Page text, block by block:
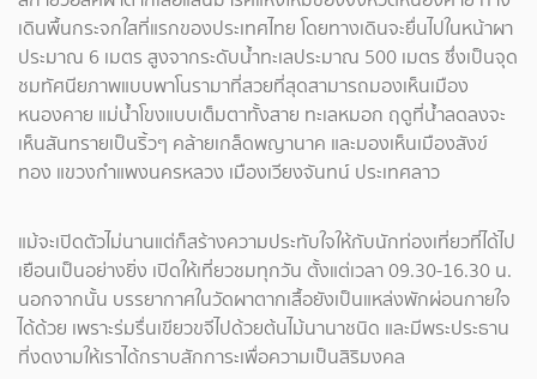
เดินพื้นกระจกใสที่แรกของประเทศไทย โดยทางเดินจะยื่นไปในหน้าผา
ประมาณ 6 เมตร สูงจากระดับน้ำทะเลประมาณ 500 เมตร ซึ่งเป็นจุด
ชมทัศนียภาพแบบพาโนรามาที่สวยที่สุดสามารถมองเห็นเมือง
หนองคาย แม่น้ำโขงแบบเต็มตาทั้งสาย ทะเลหมอก ฤดูที่น้ำลดลงจะ
เห็นสันทรายเป็นริ้วๆ คล้ายเกล็ดพญานาค และมองเห็นเมืองสังข์
ทอง แขวงกำแพงนครหลวง เมืองเวียงจันทน์ ประเทศลาว
แม้จะเปิดตัวไม่นานแต่ก็สร้างความประทับใจให้กับนักท่องเที่ยวที่ได้ไป
เยือนเป็นอย่างยิ่ง เปิดให้เที่ยวชมทุกวัน ตั้งแต่เวลา 09.30-16.30 น.
นอกจากนั้น บรรยากาศในวัดผาตากเสื้อยังเป็นแหล่งพักผ่อนกายใจ
ได้ด้วย เพราะร่มรื่นเขียวขจีไปด้วยต้นไม้นานาชนิด และมีพระประธาน
ที่งดงามให้เราได้กราบสักการะเพื่อความเป็นสิริมงคล